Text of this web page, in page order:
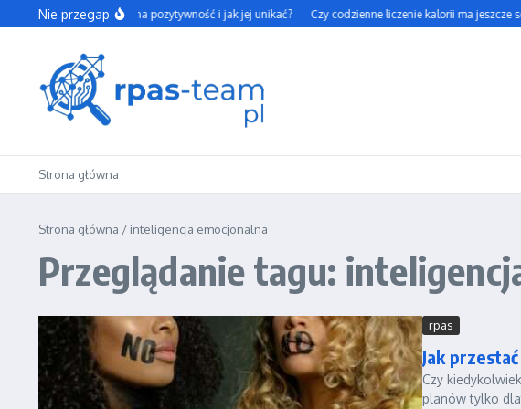
Przejdź do treści
Nie przegap
Czym jest toksyczna pozytywność i jak jej unikać? Czy codzienne liczenie kalorii ma jeszcze
Strona główna
Strona główna / inteligencja emocjonalna
Przeglądanie tagu:
rpas
Jak
Czy
planów tylko